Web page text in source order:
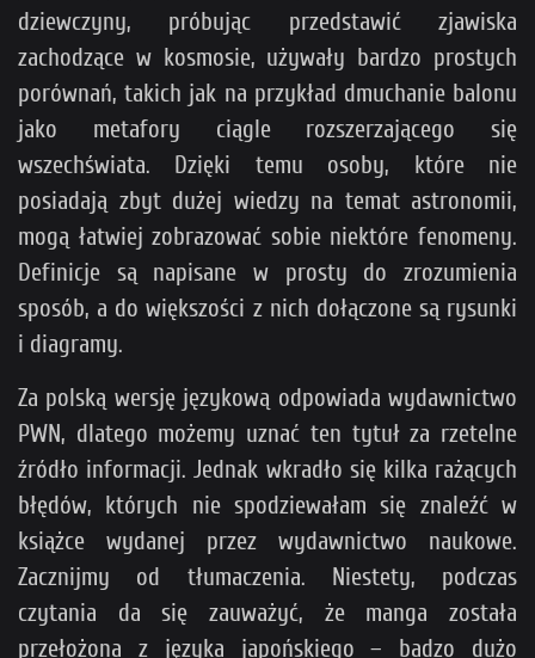
dziewczyny, próbując przedstawić zjawiska
zachodzące w kosmosie, używały bardzo prostych
porównań, takich jak na przykład dmuchanie balonu
jako metafory ciągle rozszerzającego się
wszechświata. Dzięki temu osoby, które nie
posiadają zbyt dużej wiedzy na temat astronomii,
mogą łatwiej zobrazować sobie niektóre fenomeny.
Definicje są napisane w prosty do zrozumienia
sposób, a do większości z nich dołączone są rysunki
i diagramy.
Za polską wersję językową odpowiada wydawnictwo
PWN, dlatego możemy uznać ten tytuł za rzetelne
źródło informacji. Jednak wkradło się kilka rażących
błędów, których nie spodziewałam się znaleźć w
książce wydanej przez wydawnictwo naukowe.
Zacznijmy od tłumaczenia. Niestety, podczas
czytania da się zauważyć, że manga została
przełożona z języka japońskiego – badzo dużo